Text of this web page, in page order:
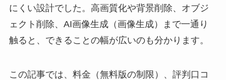
にくい設計でした。高画質化や背景削除、オブジ
ェクト削除、AI画像生成（画像生成）まで一通り
触ると、できることの幅が広いのも分かります。
この記事では、料金（無料版の制限）、評判口コ